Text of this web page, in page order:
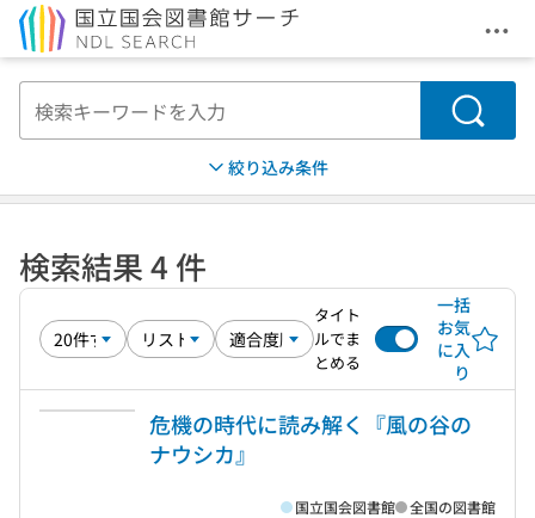
メ
検索
絞り込み条件
検索結果 4 件
タイト
ルでま
とめる
一括
お気
に入
り
危機の時代に読み解く『風の谷の
ナウシカ』
国立国会図書館 全国の図書館